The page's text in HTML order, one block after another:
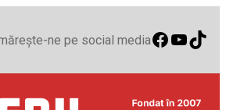
ne pe social media